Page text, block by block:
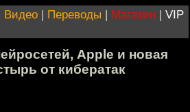
Видео | Переводы | Магазин | VIP
Apple и новая
от кибератак